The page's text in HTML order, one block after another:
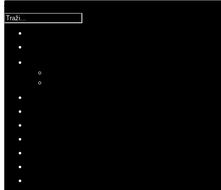
Traži...
Molimo ocijenite
Srijeda, 28 Prosinac 2016 04:50
LJEKOVITO BILJE
raka